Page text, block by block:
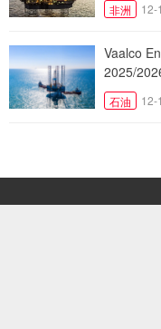
非洲 12-
Vaalco
2025/
石油 12-